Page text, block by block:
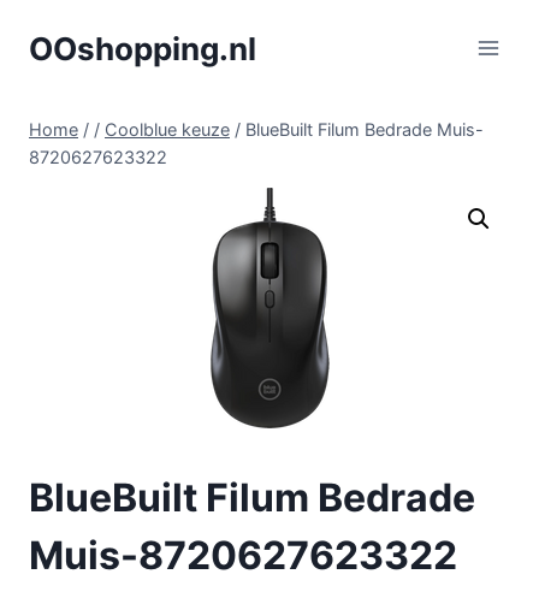
naarOOshopping.nl
Home / / Coolblue keuze / BlueBuilt Filum Bedrade Muis-
8720627623322
BlueBuilt Filum Bedrade
Muis-8720627623322